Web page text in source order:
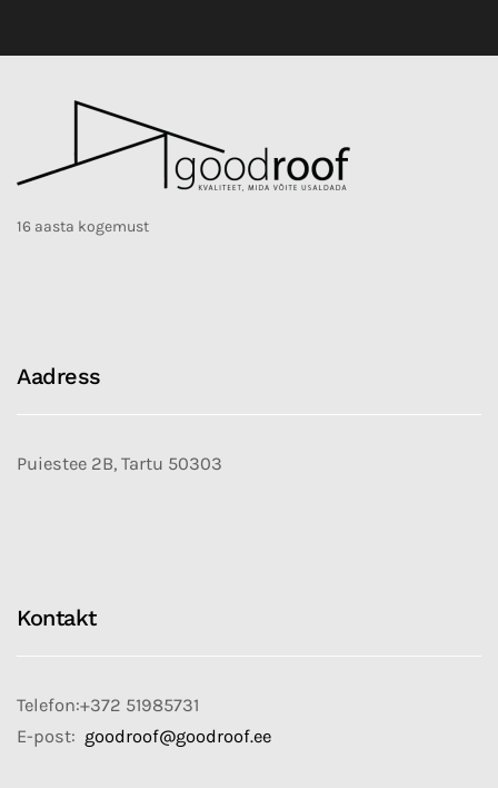
16 aasta kogemust
Aadress
Puiestee 2B, Tartu 50303
Kontakt
Telefon:+372 51985731
E-post: goodroof@goodroof.ee